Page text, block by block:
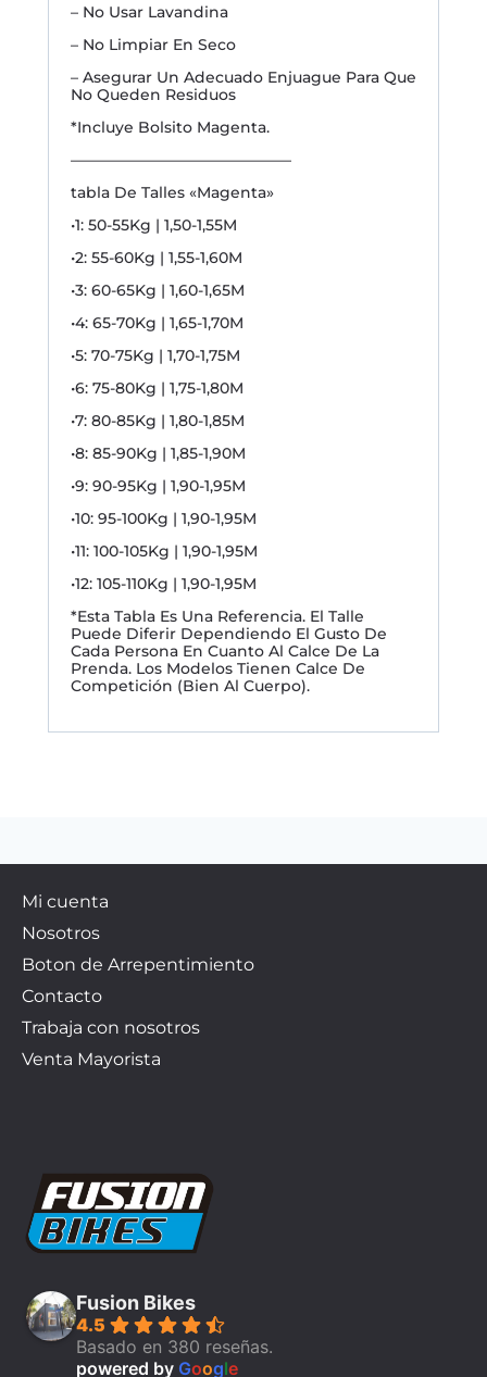
– No Usar Lavandina
– No Limpiar En Seco
– Asegurar Un Adecuado Enjuague Para Que
No Queden Residuos
*Incluye Bolsito Magenta.
——————————————–
tabla De Talles «Magenta»
•1: 50-55Kg | 1,50-1,55M
•2: 55-60Kg | 1,55-1,60M
•3: 60-65Kg | 1,60-1,65M
•4: 65-70Kg | 1,65-1,70M
•5: 70-75Kg | 1,70-1,75M
•6: 75-80Kg | 1,75-1,80M
•7: 80-85Kg | 1,80-1,85M
•8: 85-90Kg | 1,85-1,90M
•9: 90-95Kg | 1,90-1,95M
•10: 95-100Kg | 1,90-1,95M
•11: 100-105Kg | 1,90-1,95M
•12: 105-110Kg | 1,90-1,95M
*Esta Tabla Es Una Referencia. El Talle
Puede Diferir Dependiendo El Gusto De
Cada Persona En Cuanto Al Calce De La
Prenda. Los Modelos Tienen Calce De
Competición (Bien Al Cuerpo).
Mi cuenta
Nosotros
Boton de Arrepentimiento
Contacto
Trabaja con nosotros
Venta Mayorista
Fusion Bikes
4.5
Basado en 380 reseñas.
powered by Google